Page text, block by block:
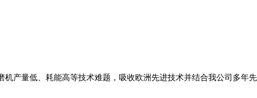
产量低、耗能高等技术难题，吸收欧洲先进技术并结合我公司多年